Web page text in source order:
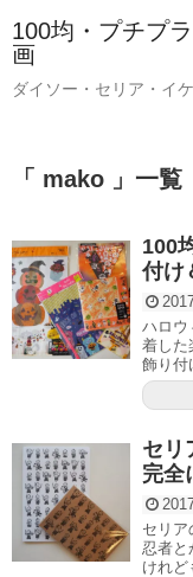
100均・プチプ
画
ダイソー・セリア・イ
「 mako 」一覧
100
付け
ハロウ
着した
飾り付
セリ
完全
セリア
忍者と
けれど